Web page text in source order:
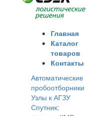
Главная
Каталог
товаров
Контакты
Автоматические
пробоотборники
Узлы к АГЗУ
Спутник: